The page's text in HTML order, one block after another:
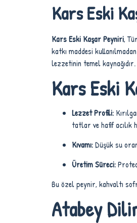
Kars Eski
Kars Eski Kaşar Peyniri,
katkı maddesi
lezzetinin temel kaynağıdır.
Kars Eski
Lezzet Profili:
tatlar ve hafif acılık
Kıvamı:Düşük su
Üretim Süreci:
Bu özel peynir, kahvaltı
Atabey